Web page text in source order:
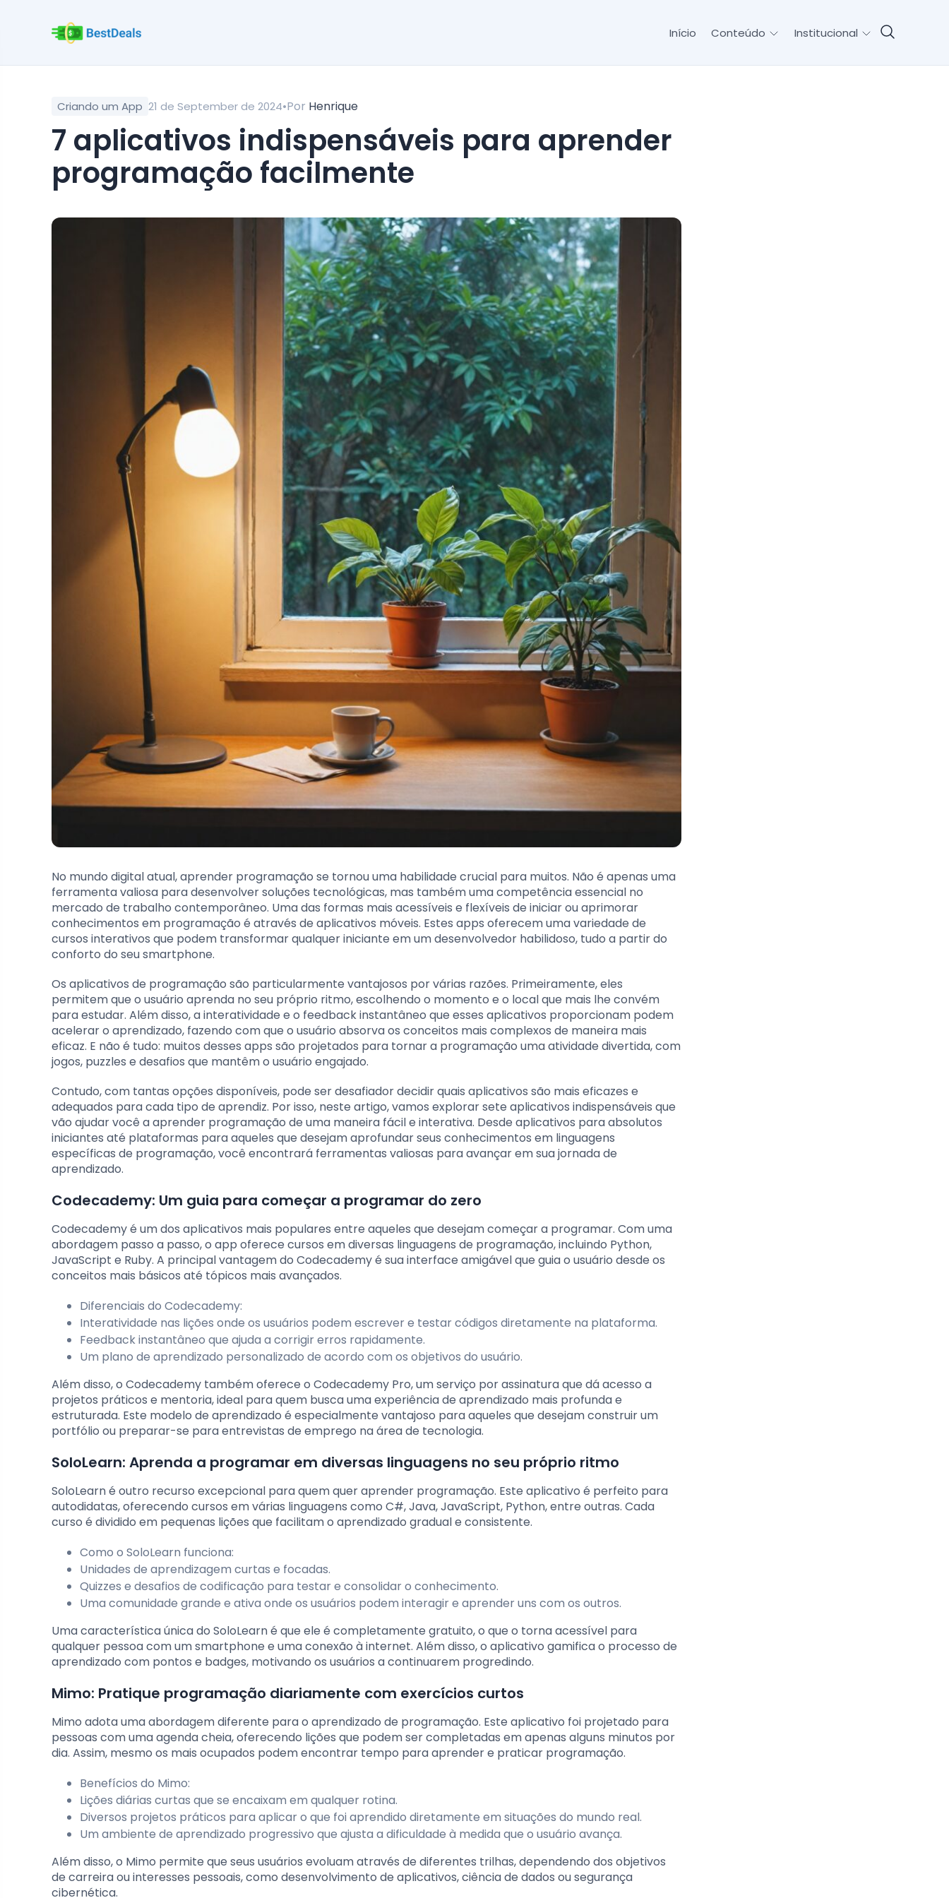
Início Conteúdo Institucional
Criando um App 21 de September de 2024•Por Henrique
7 aplicativos indispensáveis para aprender
programação facilmente
No mundo digital atual, aprender programação se tornou uma habilidade crucial para muitos. Não é apenas uma
ferramenta valiosa para desenvolver soluções tecnológicas, mas também uma competência essencial no
mercado de trabalho contemporâneo. Uma das formas mais acessíveis e flexíveis de iniciar ou aprimorar
conhecimentos em programação é através de aplicativos móveis. Estes apps oferecem uma variedade de
cursos interativos que podem transformar qualquer iniciante em um desenvolvedor habilidoso, tudo a partir do
conforto do seu smartphone.
Os aplicativos de programação são particularmente vantajosos por várias razões. Primeiramente, eles
permitem que o usuário aprenda no seu próprio ritmo, escolhendo o momento e o local que mais lhe convém
para estudar. Além disso, a interatividade e o feedback instantâneo que esses aplicativos proporcionam podem
acelerar o aprendizado, fazendo com que o usuário absorva os conceitos mais complexos de maneira mais
eficaz. E não é tudo: muitos desses apps são projetados para tornar a programação uma atividade divertida, com
jogos, puzzles e desafios que mantêm o usuário engajado.
Contudo, com tantas opções disponíveis, pode ser desafiador decidir quais aplicativos são mais eficazes e
adequados para cada tipo de aprendiz. Por isso, neste artigo, vamos explorar sete aplicativos indispensáveis que
vão ajudar você a aprender programação de uma maneira fácil e interativa. Desde aplicativos para absolutos
iniciantes até plataformas para aqueles que desejam aprofundar seus conhecimentos em linguagens
específicas de programação, você encontrará ferramentas valiosas para avançar em sua jornada de
aprendizado.
Codecademy: Um guia para começar a programar do zero
Codecademy é um dos aplicativos mais populares entre aqueles que desejam começar a programar. Com uma
abordagem passo a passo, o app oferece cursos em diversas linguagens de programação, incluindo Python,
JavaScript e Ruby. A principal vantagem do Codecademy é sua interface amigável que guia o usuário desde os
conceitos mais básicos até tópicos mais avançados.
Diferenciais do Codecademy:
Interatividade nas lições onde os usuários podem escrever e testar códigos diretamente na plataforma.
Feedback instantâneo que ajuda a corrigir erros rapidamente.
Um plano de aprendizado personalizado de acordo com os objetivos do usuário.
Além disso, o Codecademy também oferece o Codecademy Pro, um serviço por assinatura que dá acesso a
projetos práticos e mentoria, ideal para quem busca uma experiência de aprendizado mais profunda e
estruturada. Este modelo de aprendizado é especialmente vantajoso para aqueles que desejam construir um
portfólio ou preparar-se para entrevistas de emprego na área de tecnologia.
SoloLearn: Aprenda a programar em diversas linguagens no seu próprio ritmo
SoloLearn é outro recurso excepcional para quem quer aprender programação. Este aplicativo é perfeito para
autodidatas, oferecendo cursos em várias linguagens como C#, Java, JavaScript, Python, entre outras. Cada
curso é dividido em pequenas lições que facilitam o aprendizado gradual e consistente.
Como o SoloLearn funciona:
Unidades de aprendizagem curtas e focadas.
Quizzes e desafios de codificação para testar e consolidar o conhecimento.
Uma comunidade grande e ativa onde os usuários podem interagir e aprender uns com os outros.
Uma característica única do SoloLearn é que ele é completamente gratuito, o que o torna acessível para
qualquer pessoa com um smartphone e uma conexão à internet. Além disso, o aplicativo gamifica o processo de
aprendizado com pontos e badges, motivando os usuários a continuarem progredindo.
Mimo: Pratique programação diariamente com exercícios curtos
Mimo adota uma abordagem diferente para o aprendizado de programação. Este aplicativo foi projetado para
pessoas com uma agenda cheia, oferecendo lições que podem ser completadas em apenas alguns minutos por
dia. Assim, mesmo os mais ocupados podem encontrar tempo para aprender e praticar programação.
Benefícios do Mimo:
Lições diárias curtas que se encaixam em qualquer rotina.
Diversos projetos práticos para aplicar o que foi aprendido diretamente em situações do mundo real.
Um ambiente de aprendizado progressivo que ajusta a dificuldade à medida que o usuário avança.
Além disso, o Mimo permite que seus usuários evoluam através de diferentes trilhas, dependendo dos objetivos
de carreira ou interesses pessoais, como desenvolvimento de aplicativos, ciência de dados ou segurança
cibernética.